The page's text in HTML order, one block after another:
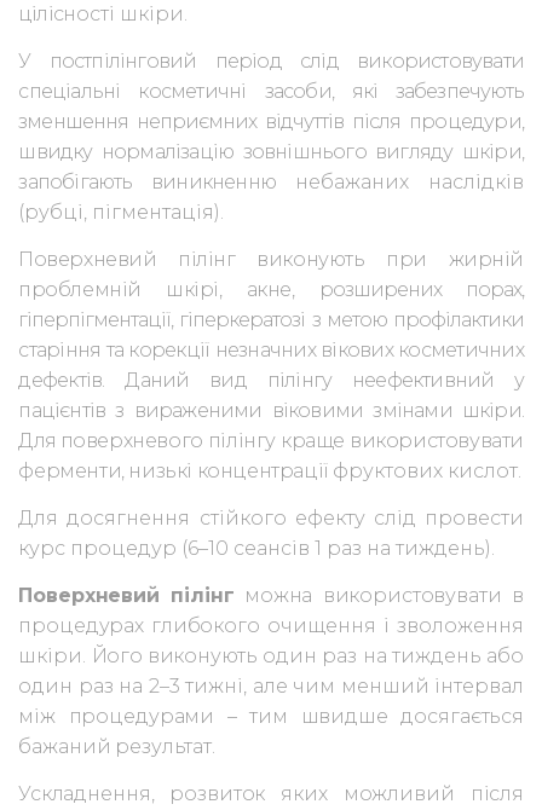
цілісності шкіри.
У постпілінговий період слід використовувати
спеціальні косметичні засоби,які забезпечують
зменшення неприємних відчуттів після процедури,
швидку нормалізацію зовнішнього вигляду шкіри,
запобігають виникненню
небажаних наслідків
(рубці, пігментація).
Поверхневий пілінг
виконують при жирній
проблемній шкірі, акне,
розширених порах,
гіперпігментації, гіперкератозі з метою профілактики
старіння та корекції незначних вікових косметичних
дефектів. Даний вид пілінгунеефективний у
пацієнтів з вираженими віковими змінами шкіри.
Для поверхневого пілінгу краще використовувати
ферменти, низькі концентрації фруктових кислот.
Для досягнення стійкого ефекту слід провести
курс процедур (6–10 сеансів 1 раз на тиждень).
Поверхневий пілінг можна використовувати в
процедурах глибокого очищення і зволоження
шкіри. Його виконують один раз на тиждень або
один раз на 2–3 тижні, але чим менший інтервал
між процедурами – тим швидше досягається
бажаний результат.
Ускладнення, розвиток яких можливий після